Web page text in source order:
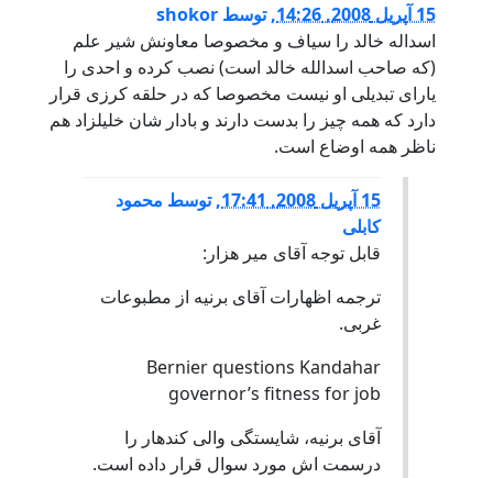
15 آپریل 2008, 14:26 ,توسط shokor
اسداله خالد را سیاف و مخصوصا معاونش شیر علم
(که صاحب اسدالله خالد است) نصب کرده و احدی را
یارای تبدیلی او نیست مخصوصا که در حلقه کرزی قرار
دارد که همه چیز را بدست دارند و بادار شان خلیلزاد هم
ناظر همه اوضاع است.
15 آپریل 2008, 17:41 ,توسط محمود
کابلی
قابل توجه آقای میر هزار:
ترجمه اظهارات آقای برنیه از مطبوعات
غربی.
Bernier questions Kandahar
governor’s fitness for job
آقای برنیه، شایستگی والی کندهار را
درسمت اش مورد سوال قرار داده است.